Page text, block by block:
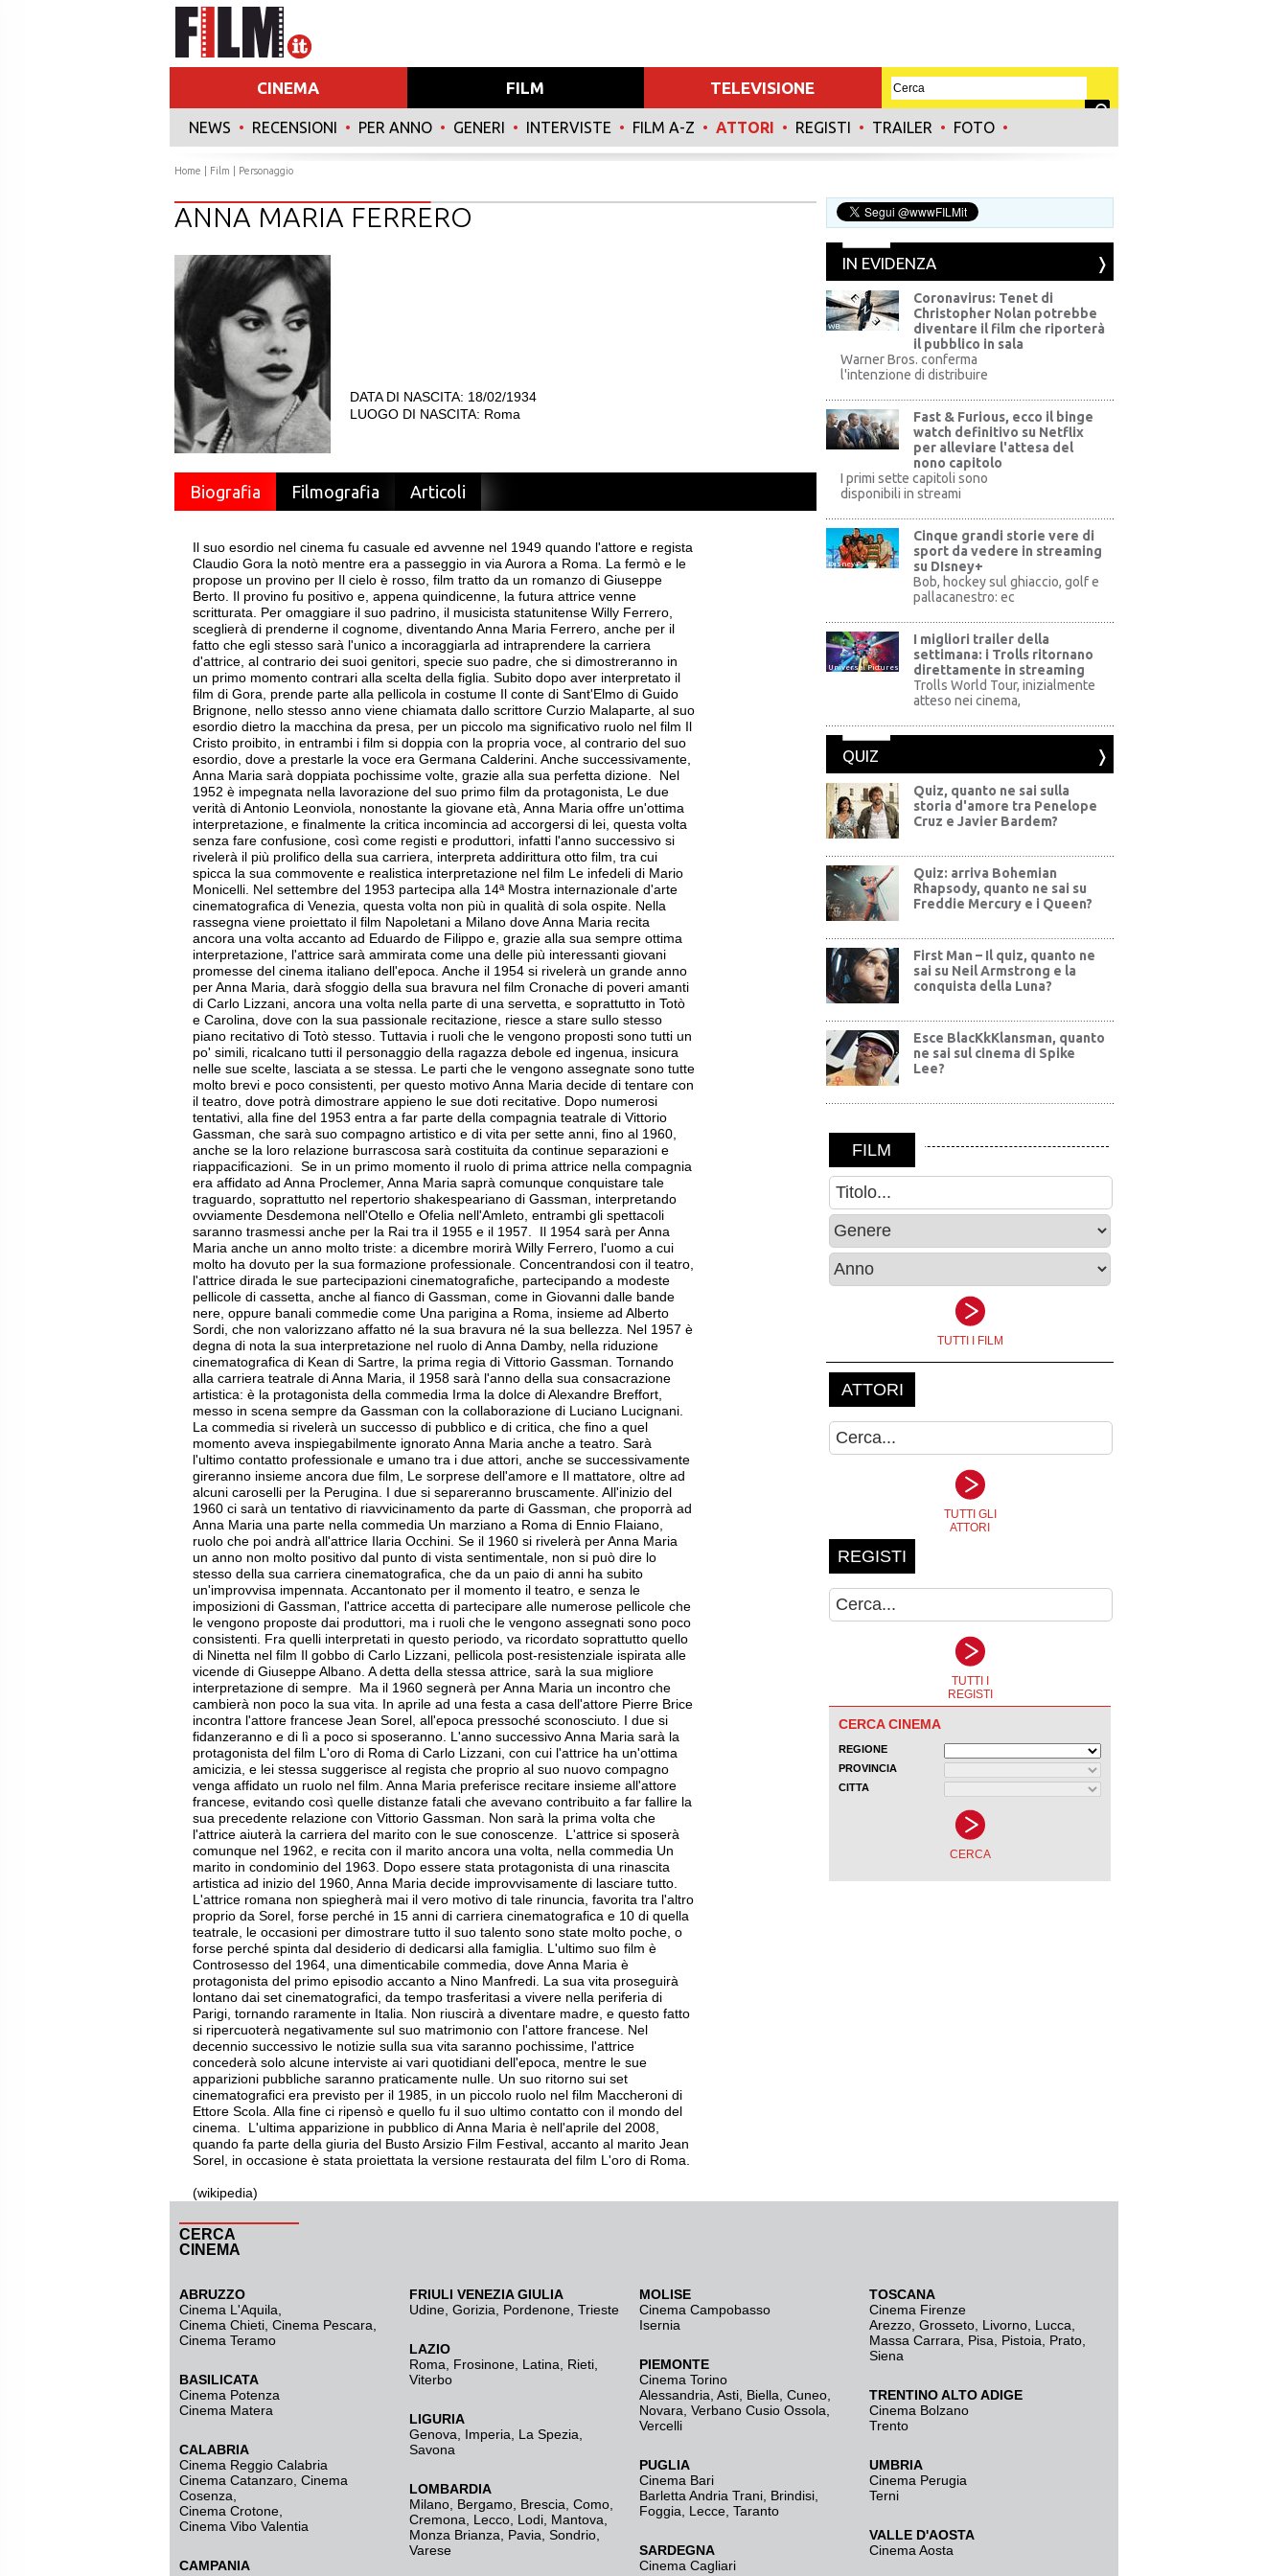
CINEMA FILM TELEVISIONE
NEWS • RECENSIONI • PER ANNO • GENERI • INTERVISTE • FILM A-Z • ATTORI • REGISTI • TRAILER • FOTO •
Home Film | Personaggio
ANNA MARIA FERRERO
DATA DI NASCITA: 18/02/1934
LUOGO DI NASCITA: Roma
Biografia Filmografia Articoli
Il suo esordio nel cinema fu casuale ed avvenne nel 1949 quando l'attore e regista
Claudio Gora la notò mentre era a passeggio in via Aurora a Roma. La fermò e le
propose un provino per Il cielo è rosso, film tratto da un romanzo di Giuseppe
Berto. Il provino fu positivo e, appena quindicenne, la futura attrice venne
scritturata. Per omaggiare il suo padrino, il musicista statunitense Willy Ferrero,
sceglierà di prenderne il cognome, diventando Anna Maria Ferrero, anche per il
fatto che egli stesso sarà l'unico a incoraggiarla ad intraprendere la carriera
d'attrice, al contrario dei suoi genitori, specie suo padre, che si dimostreranno in
un primo momento contrari alla scelta della figlia. Subito dopo aver interpretato il
film di Gora, prende parte alla pellicola in costume Il conte di Sant'Elmo di Guido
Brignone, nello stesso anno viene chiamata dallo scrittore Curzio Malaparte, al suo
esordio dietro la macchina da presa, per un piccolo ma significativo ruolo nel film Il
Cristo proibito, in entrambi i film si doppia con la propria voce, al contrario del suo
esordio, dove a prestarle la voce era Germana Calderini. Anche successivamente,
Anna Maria sarà doppiata pochissime volte, grazie alla sua perfetta dizione. Nel
1952 è impegnata nella lavorazione del suo primo film da protagonista, Le due
verità di Antonio Leonviola, nonostante la giovane età, Anna Maria offre un'ottima
interpretazione, e finalmente la critica incomincia ad accorgersi di lei, questa volta
senza fare confusione, così come registi e produttori, infatti l'anno successivo si
rivelerà il più prolifico della sua carriera, interpreta addirittura otto film, tra cui
spicca la sua commovente e realistica interpretazione nel film Le infedeli di Mario
Monicelli. Nel settembre del 1953 partecipa alla 14ª Mostra internazionale d'arte
cinematografica di Venezia, questa volta non più in qualità di sola ospite. Nella
rassegna viene proiettato il film Napoletani a Milano dove Anna Maria recita
ancora una volta accanto ad Eduardo de Filippo e, grazie alla sua sempre ottima
interpretazione, l'attrice sarà ammirata come una delle più interessanti giovani
promesse del cinema italiano dell'epoca. Anche il 1954 si rivelerà un grande anno
per Anna Maria, darà sfoggio della sua bravura nel film Cronache di poveri amanti
di Carlo Lizzani, ancora una volta nella parte di una servetta, e soprattutto in Totò
e Carolina, dove con la sua passionale recitazione, riesce a stare sullo stesso
piano recitativo di Totò stesso. Tuttavia i ruoli che le vengono proposti sono tutti un
po' simili, ricalcano tutti il personaggio della ragazza debole ed ingenua, insicura
nelle sue scelte, lasciata a se stessa. Le parti che le vengono assegnate sono tutte
molto brevi e poco consistenti, per questo motivo Anna Maria decide di tentare con
il teatro, dove potrà dimostrare appieno le sue doti recitative. Dopo numerosi
tentativi, alla fine del 1953 entra a far parte della compagnia teatrale di Vittorio
Gassman, che sarà suo compagno artistico e di vita per sette anni, fino al 1960,
anche se la loro relazione burrascosa sarà costituita da continue separazioni e
riappacificazioni. Se in un primo momento il ruolo di prima attrice nella compagnia
era affidato ad Anna Proclemer, Anna Maria saprà comunque conquistare tale
traguardo, soprattutto nel repertorio shakespeariano di Gassman, interpretando
ovviamente Desdemona nell'Otello e Ofelia nell'Amleto, entrambi gli spettacoli
saranno trasmessi anche per la Rai tra il 1955 e il 1957. Il 1954 sarà per Anna
Maria anche un anno molto triste: a dicembre morirà Willy Ferrero, l'uomo a cui
molto ha dovuto per la sua formazione professionale. Concentrandosi con il teatro,
l'attrice dirada le sue partecipazioni cinematografiche, partecipando a modeste
pellicole di cassetta, anche al fianco di Gassman, come in Giovanni dalle bande
nere, oppure banali commedie come Una parigina a Roma, insieme ad Alberto
Sordi, che non valorizzano affatto né la sua bravura né la sua bellezza. Nel 1957 è
degna di nota la sua interpretazione nel ruolo di Anna Damby, nella riduzione
cinematografica di Kean di Sartre, la prima regia di Vittorio Gassman. Tornando
alla carriera teatrale di Anna Maria, il 1958 sarà l'anno della sua consacrazione
artistica: è la protagonista della commedia Irma la dolce di Alexandre Breffort,
messo in scena sempre da Gassman con la collaborazione di Luciano Lucignani.
La commedia si rivelerà un successo di pubblico e di critica, che fino a quel
momento aveva inspiegabilmente ignorato Anna Maria anche a teatro. Sarà
l'ultimo contatto professionale e umano tra i due attori, anche se successivamente
gireranno insieme ancora due film, Le sorprese dell'amore e Il mattatore, oltre ad
alcuni caroselli per la Perugina. I due si separeranno bruscamente. All'inizio del
1960 ci sarà un tentativo di riavvicinamento da parte di Gassman, che proporrà ad
Anna Maria una parte nella commedia Un marziano a Roma di Ennio Flaiano,
ruolo che poi andrà all'attrice Ilaria Occhini. Se il 1960 si rivelerà per Anna Maria
un anno non molto positivo dal punto di vista sentimentale, non si può dire lo
stesso della sua carriera cinematografica, che da un paio di anni ha subito
un'improvvisa impennata. Accantonato per il momento il teatro, e senza le
imposizioni di Gassman, l'attrice accetta di partecipare alle numerose pellicole che
le vengono proposte dai produttori, ma i ruoli che le vengono assegnati sono poco
consistenti. Fra quelli interpretati in questo periodo, va ricordato soprattutto quello
di Ninetta nel film Il gobbo di Carlo Lizzani, pellicola post-resistenziale ispirata alle
vicende di Giuseppe Albano. A detta della stessa attrice, sarà la sua migliore
interpretazione di sempre. Ma il 1960 segnerà per Anna Maria un incontro che
cambierà non poco la sua vita. In aprile ad una festa a casa dell'attore Pierre Brice
incontra l'attore francese Jean Sorel, all'epoca pressoché sconosciuto. I due si
fidanzeranno e di lì a poco si sposeranno. L'anno successivo Anna Maria sarà la
protagonista del film L'oro di Roma di Carlo Lizzani, con cui l'attrice ha un'ottima
amicizia, e lei stessa suggerisce al regista che proprio al suo nuovo compagno
venga affidato un ruolo nel film. Anna Maria preferisce recitare insieme all'attore
francese, evitando così quelle distanze fatali che avevano contribuito a far fallire la
sua precedente relazione con Vittorio Gassman. Non sarà la prima volta che
l'attrice aiuterà la carriera del marito con le sue conoscenze. L'attrice si sposerà
comunque nel 1962, e recita con il marito ancora una volta, nella commedia Un
marito in condominio del 1963. Dopo essere stata protagonista di una rinascita
artistica ad inizio del 1960, Anna Maria decide improvvisamente di lasciare tutto.
L'attrice romana non spiegherà mai il vero motivo di tale rinuncia, favorita tra l'altro
proprio da Sorel, forse perché in 15 anni di carriera cinematografica e 10 di quella
teatrale, le occasioni per dimostrare tutto il suo talento sono state molto poche, o
forse perché spinta dal desiderio di dedicarsi alla famiglia. L'ultimo suo film è
Controsesso del 1964, una dimenticabile commedia, dove Anna Maria è
protagonista del primo episodio accanto a Nino Manfredi. La sua vita proseguirà
lontano dai set cinematografici, da tempo trasferitasi a vivere nella periferia di
Parigi, tornando raramente in Italia. Non riuscirà a diventare madre, e questo fatto
si ripercuoterà negativamente sul suo matrimonio con l'attore francese. Nel
decennio successivo le notizie sulla sua vita saranno pochissime, l'attrice
concederà solo alcune interviste ai vari quotidiani dell'epoca, mentre le sue
apparizioni pubbliche saranno praticamente nulle. Un suo ritorno sui set
cinematografici era previsto per il 1985, in un piccolo ruolo nel film Maccheroni di
Ettore Scola. Alla fine ci ripensò e quello fu il suo ultimo contatto con il mondo del
cinema. L'ultima apparizione in pubblico di Anna Maria è nell'aprile del 2008,
quando fa parte della giuria del Busto Arsizio Film Festival, accanto al marito Jean
Sorel, in occasione è stata proiettata la versione restaurata del film L'oro di Roma.
(wikipedia)
IN EVIDENZA
WB
Coronavirus: Tenet di
Christopher Nolan potrebbe
diventare il film che riporterà
il pubblico in sala
Warner Bros. conferma
l'intenzione di distribuire
Fast & Furious, ecco il binge
watch definitivo su Netflix
per alleviare l'attesa del
nono capitolo
I primi sette capitoli sono
disponibili in streami
Disney+
Cinque grandi storie vere di
sport da vedere in streaming
su DIsney+
Bob, hockey sul ghiaccio, golf e
pallacanestro: ec
Universal Pictures
I migliori trailer della
settimana: i Trolls ritornano
direttamente in streaming
Trolls World Tour, inizialmente
atteso nei cinema,
QUIZ
Quiz, quanto ne sai sulla
storia d'amore tra Penelope
Cruz e Javier Bardem?
Quiz: arriva Bohemian
Rhapsody, quanto ne sai su
Freddie Mercury e i Queen?
First Man – Il quiz, quanto ne
sai su Neil Armstrong e la
conquista della Luna?
Esce BlacKkKlansman, quanto
ne sai sul cinema di Spike
Lee?
CERCA
CINEMA
ABRUZZO
Cinema L'Aquila
Cinema Chieti, Cinema Pescara,
Cinema Teramo
BASILICATA
Cinema Potenza
Cinema Matera
CALABRIA
Cinema Reggio Calabria
Cinema Catanzaro Cinema
Cosenza
Cinema Crotone
Cinema Vibo Valentia
CAMPANIA
FRIULI VENEZIA GIULIA
Udine Gorizia Pordenone Trieste
LAZIO
Roma
Frosinone Latina Rieti
Viterbo
LIGURIA
Genova
Imperia La Spezia
Savona
LOMBARDIA
Milano Bergamo Brescia, Como
Cremona
Lecco Lodi Mantova
Monza Brianza
Pavia Sondrio
Varese
MOLISE
Cinema Campobasso
Isernia
PIEMONTE
Cinema Torino
Alessandria Asti Biella Cuneo
Novara Verbano Cusio Ossola
Vercelli
PUGLIA
Cinema Bari
Barletta Andria Trani Brindisi
Foggia
Lecce Taranto
SARDEGNA
Cinema Cagliari
TOSCANA
Cinema Firenze
Arezzo Grosseto Livorno Lucca
Massa Carrara
Pisa Pistoia Prato
Siena
TRENTINO ALTO ADIGE
Cinema Bolzano
Trento
UMBRIA
Cinema Perugia
Terni
VALLE D'AOSTA
Cinema Aosta